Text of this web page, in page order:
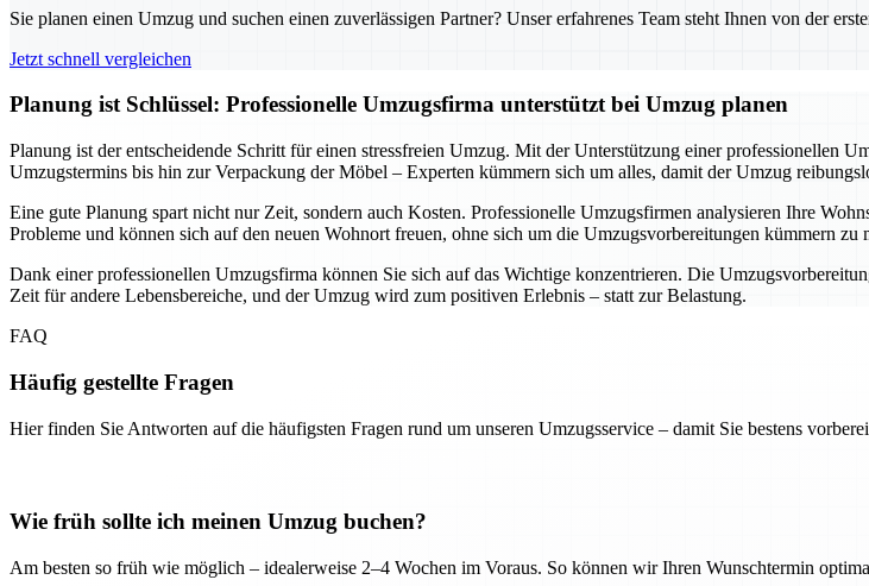
Sie planen einen Umzug und suchen einen zuverlässigen Partner? Unser erfahrenes Team steht Ihnen von der
Jetzt schnell vergleichen
Planung ist Schlüssel: Professionelle Umzugsfirma unterstützt bei Umzug planen
Planung ist der entscheidende Schritt für einen stressfreien Umzug. Mit der Unterstützung einer professionellen
Umzugstermins bis hin zur Verpackung der Möbel – Experten kümmern sich um alles, damit der Umzug
Eine gute Planung spart nicht nur Zeit, sondern auch Kosten. Professionelle Umzugsfirmen analysieren Ihre
Probleme und können sich auf den neuen Wohnort freuen, ohne sich um die Umzugsvorbereitungen kümmern zu
Dank einer professionellen Umzugsfirma können Sie sich auf das Wichtige konzentrieren. Die
Zeit für andere Lebensbereiche, und der Umzug wird zum positiven Erlebnis – statt zur Belastung.
FAQ
Häufig gestellte Fragen
Hier finden Sie Antworten auf die häufigsten Fragen rund um unseren Umzugsservice – damit Sie bestens
Wie früh sollte ich meinen Umzug buchen?
Am besten so früh wie möglich – idealerweise 2–4 Wochen im Voraus. So können wir Ihren Wunschtermin